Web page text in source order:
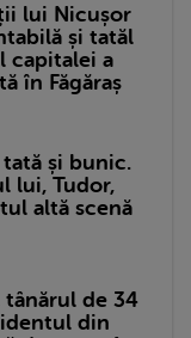
lui Nicușor
și tatăl
capitalei a
în Făgăraș
și bunic.
lui, Tudor,
altă scenă
tânărul de 34
din